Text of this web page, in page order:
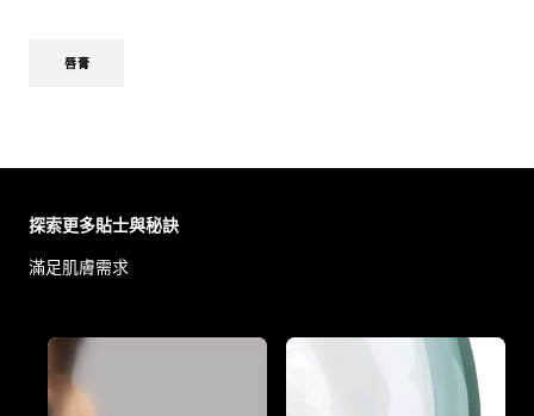
唇膏
探索更多貼士與秘訣
滿足肌膚需求